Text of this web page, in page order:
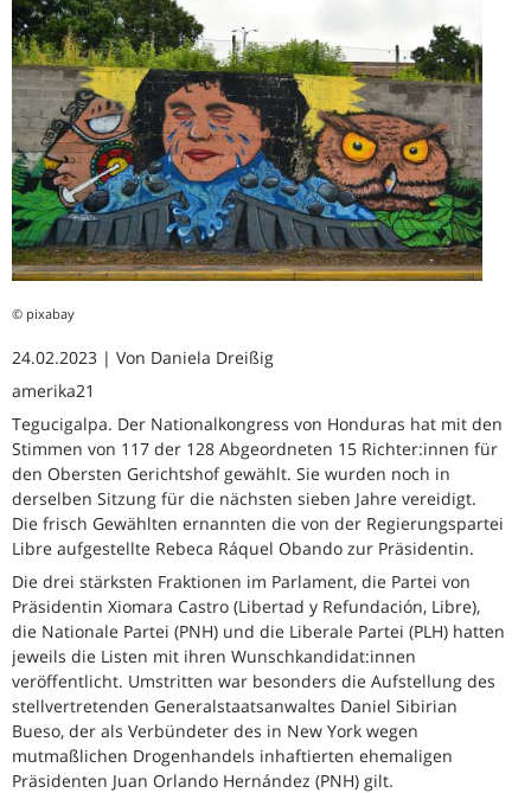
© pixabay
24.02.2023 | Von Daniela Dreißig
amerika21
Tegucigalpa. Der Nationalkongress von Honduras hat mit den
Stimmen von 117 der 128 Abgeordneten 15 Richter:innen für
den Obersten Gerichtshof gewählt. Sie wurden noch in
derselben Sitzung für die nächsten sieben Jahre vereidigt.
Die frisch Gewählten ernannten die von der Regierungspartei
Libre aufgestellte Rebeca Ráquel Obando zur Präsidentin.
Die drei stärksten Fraktionen im Parlament, die Partei von
Präsidentin Xiomara Castro (Libertad y Refundación, Libre),
die Nationale Partei (PNH) und die Liberale Partei (PLH) hatten
jeweils die Listen mit ihren Wunschkandidat:innen
veröffentlicht. Umstritten war besonders die Aufstellung des
stellvertretenden Generalstaatsanwaltes Daniel Sibirian
Bueso, der als Verbündeter des in New York wegen
mutmaßlichen Drogenhandels inhaftierten ehemaligen
Präsidenten Juan Orlando Hernández (PNH) gilt.